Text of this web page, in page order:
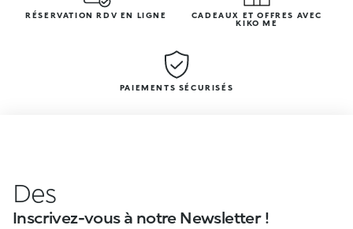
RÉSERVATION RDV EN LIGNE
CADEAUX ET OFFRES AVEC
KIKO ME
PAIEMENTS SÉCURISÉS
Des
Inscrivez-vous à notre Newsletter !